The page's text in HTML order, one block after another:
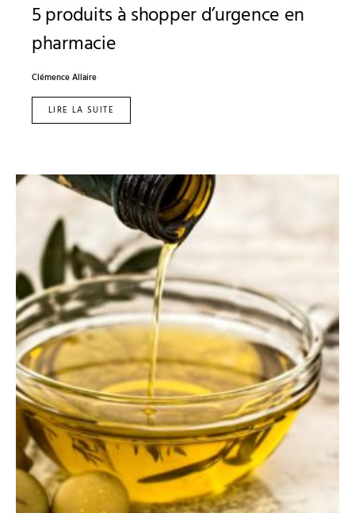
5 produits à shopper d’urgence en
pharmacie
Clémence Allaire
LIRE LA SUITE